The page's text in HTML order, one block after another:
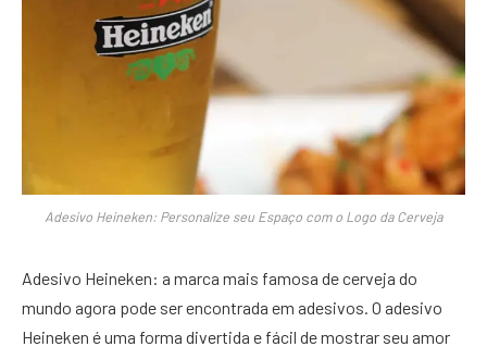
Adesivo Heineken: Personalize seu Espaço com o Logo da Cerveja
Adesivo Heineken: a marca mais famosa de cerveja do
mundo agora pode ser encontrada em adesivos. O adesivo
Heineken é uma forma divertida e fácil de mostrar seu amor